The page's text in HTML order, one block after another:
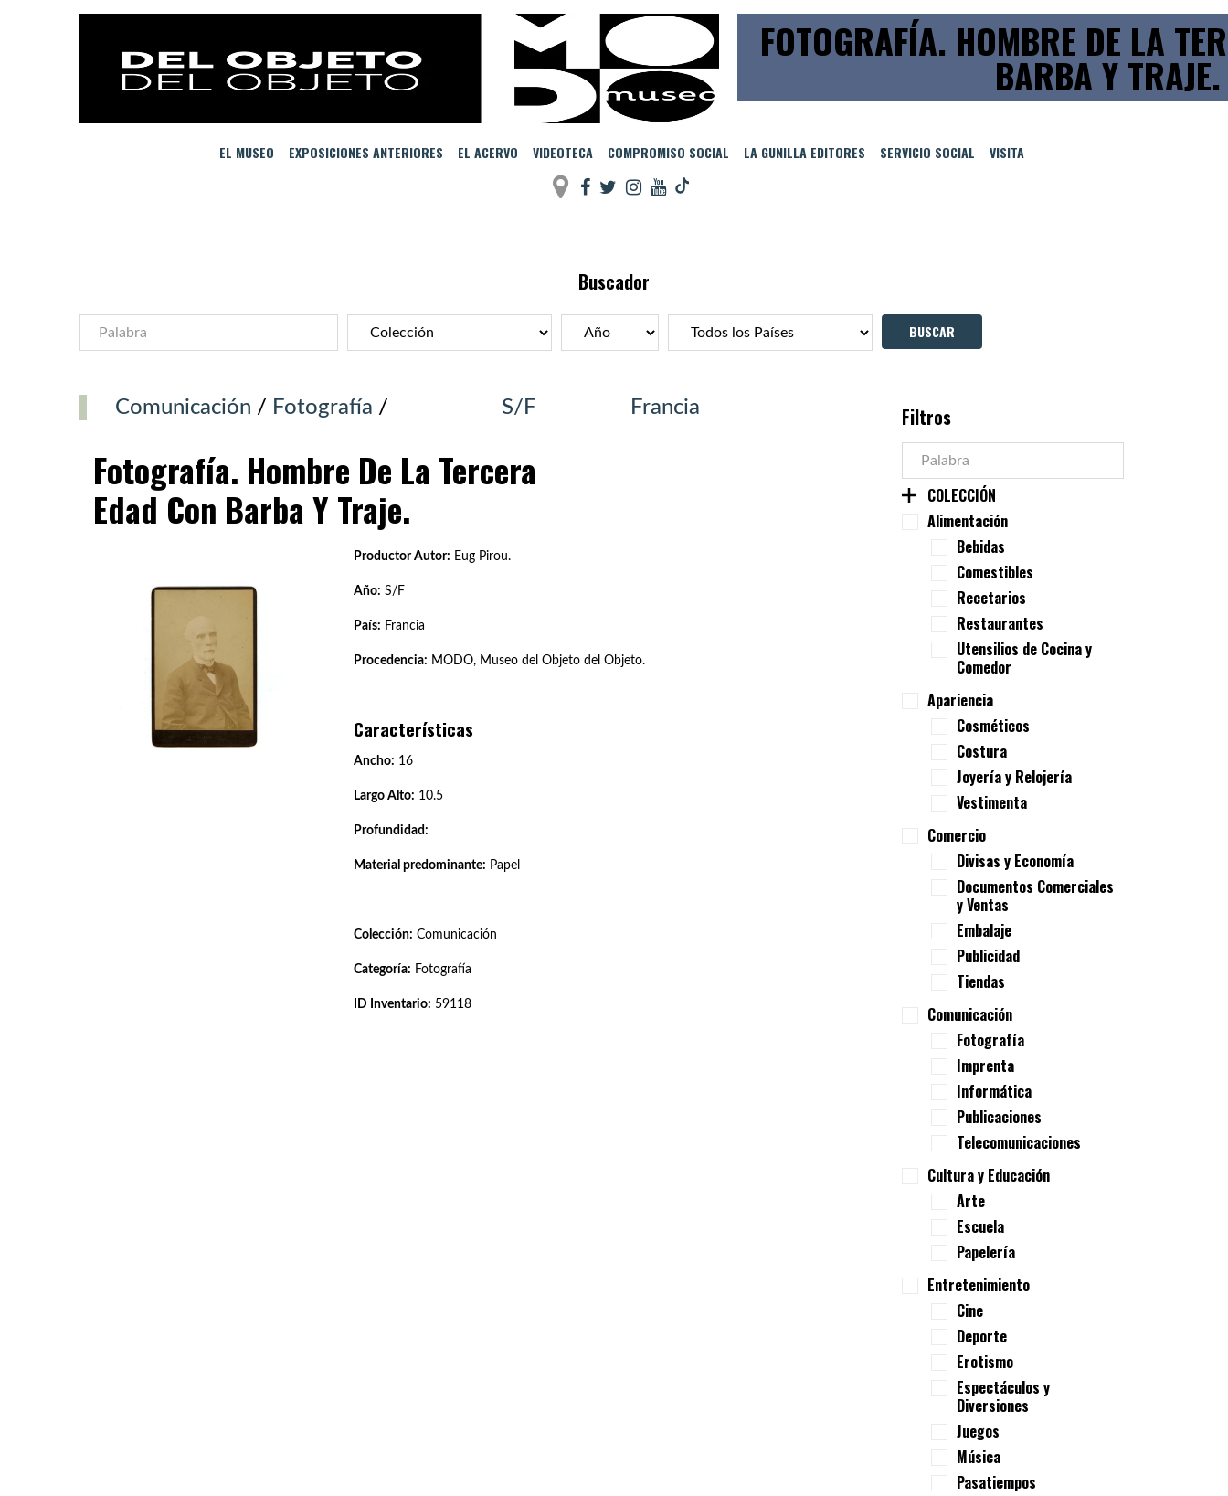
FOTOGRAFÍA. HOMBRE DE LA
BARBA Y TRAJE.
EL MUSEO EXPOSICIONES ANTERIORES EL ACERVO VIDEOTECA COMPROMISO SOCIAL LA GUNILLA EDITORES SERVICIO SOCIAL VISITA
Buscador
Comunicación / Fotografía / S/F Francia
Fotografía. Hombre De La Tercera
Edad Con Barba Y Traje.
Productor Autor: Eug Pirou.
Año: S/F
País: Francia
Procedencia: MODO, Museo del Objeto del Objeto.
Características
Ancho: 16
Largo Alto: 10.5
Profundidad:
Material predominante: Papel
Colección: Comunicación
Categoría: Fotografía
ID Inventario: 59118
Filtros
COLECCIÓN
Alimentación
Bebidas
Comestibles
Recetarios
Restaurantes
Utensilios de Cocina y
Comedor
Apariencia
Cosméticos
Costura
Joyería y Relojería
Vestimenta
Comercio
Divisas y Economía
Documentos Comerciales
y Ventas
Embalaje
Publicidad
Tiendas
Comunicación
Fotografía
Imprenta
Informática
Publicaciones
Telecomunicaciones
Cultura y Educación
Arte
Escuela
Papelería
Entretenimiento
Cine
Deporte
Erotismo
Espectáculos y
Diversiones
Juegos
Música
Pasatiempos